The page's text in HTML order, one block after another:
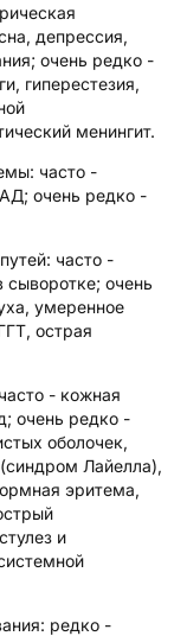
депрессия,
очень редко -
гиперестезия,
менингит.
часто -
очень редко -
часто -
сыворотке; очень
умеренное
острая
часто - кожная
очень редко -
оболочек,
Лайелла),
эритема,
и
редко -